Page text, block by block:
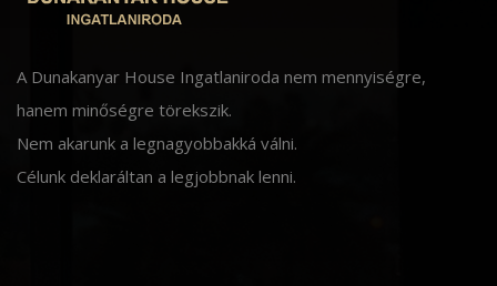
A Dunakanyar House Ingatlaniroda nem mennyiségre,
hanem minőségre törekszik.
Nem akarunk a legnagyobbakká válni.
Célunk deklaráltan a legjobbnak lenni.